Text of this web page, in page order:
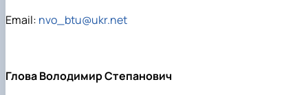
Email: nvo_btu@ukr.net
Глова Володимир Степанович